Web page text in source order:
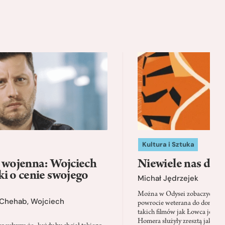
Wojciech
o cenie swojego
, Wojciech
Kultura i Sztuka
Niewiele nas
Michał Jędrzejek
Można w Odysei zobaczyć
powrocie weterana do domu,
takich filmów jak Łowca jeleni
Homera służyły zresztą jako